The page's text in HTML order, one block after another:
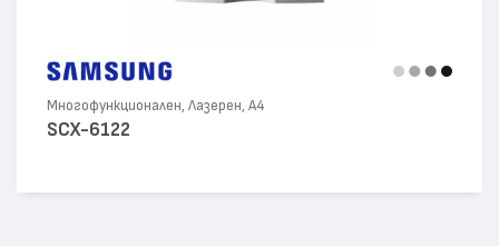
Многофункционален, Лазерен, А4
SCX-6122